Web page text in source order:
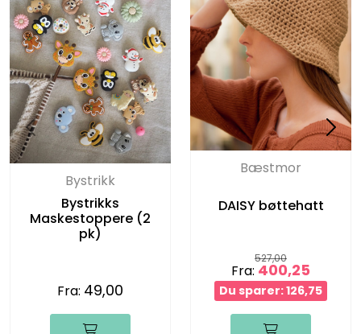
Bystrikk
Bystrikks
Maskestoppere (2
pk)
Fra: 49,00
Bæstmor
DAISY bøttehatt
527,00
Fra: 400,25
Du sparer: 126,75